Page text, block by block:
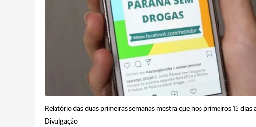
Relatório das duas primeiras semanas mostra que nos primeiros 15 dias
Divulgação